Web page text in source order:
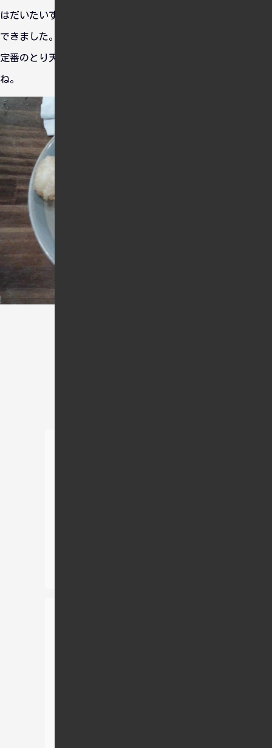
はだいたいすいているので今回も並ぶことなくいただくことが
できました。
定番のとり天&ちくわ天うどんはいつたべてもおいしいです
ね。